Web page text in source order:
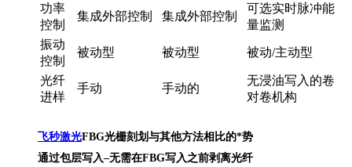
功率
控制
集成外部控制 集成外部控制
可选实时脉冲能
量监测
振动
控制
被动型 被动型 被动/主动型
光纤
进样
手动 手动的
无浸油写入的卷
对卷机构
飞秒激光FBG光栅刻划与其他方法相比的*势
通过包层写入–无需在FBG写入之前剥离光纤